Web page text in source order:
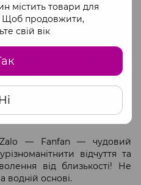
містить товари для
Щоб продовжити,
свій вік
Ні
власні режими двома
пальцем на екрані або
улюбленої музики
завантажена на
сексуальної активності
часу гри та кількості
Zalo — Fanfan — чудовий
відчуття та
від близькості! Не
водній основі.